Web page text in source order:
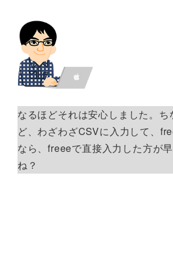
なるほどそれは安心しました。ち
ど、わざわざCSVに入力して、
なら、freeeで直接入力した方が
ね？